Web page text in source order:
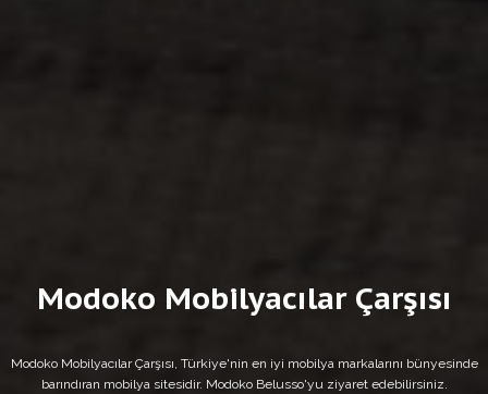
Modoko Mobilyacılar Çarşısı
Modoko Mobilyacılar Çarşısı, Türkiye'nin en iyi mobilya markalarını bünyesinde
barındıran mobilya sitesidir. Modoko Belusso'yu ziyaret edebilirsiniz.